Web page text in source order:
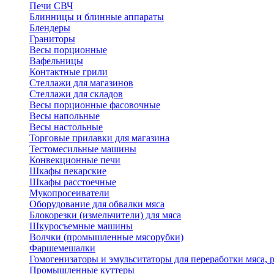
Печи СВЧ
Блинницы и блинные аппараты
Блендеры
Граниторы
Весы порционные
Вафельницы
Контактные грили
Стеллажи для магазинов
Стеллажи для складов
Весы порционные фасовочные
Весы напольные
Весы настольные
Торговые прилавки для магазина
Тестомесильные машины
Конвекционные печи
Шкафы пекарские
Шкафы расстоечные
Мукопросеиватели
Оборудование для обвалки мяса
Блокорезки (измельчители) для мяса
Шкуросъемные машины
Волчки (промышленные мясорубки)
Фаршемешалки
Гомогенизаторы и эмульситаторы для переработки мяса,
Промышленные куттеры